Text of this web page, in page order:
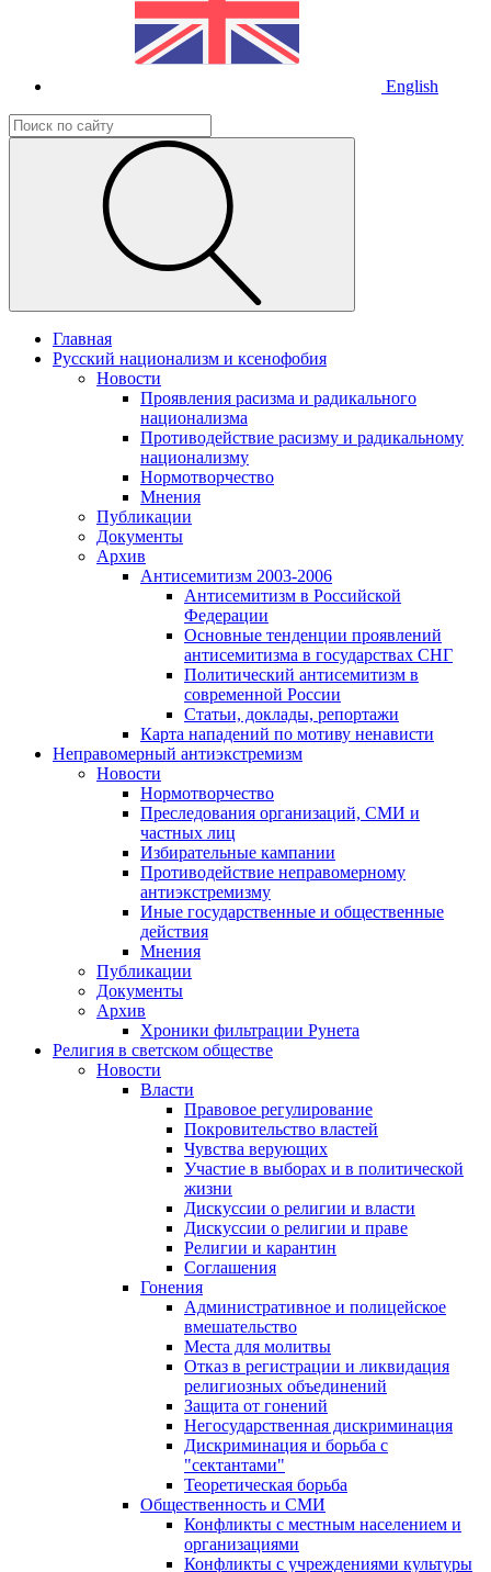
English
Главная
Русский национализм и ксенофобия
Новости
Проявления расизма и радикального
национализма
Противодействие расизму и радикальному
национализму
Нормотворчество
Мнения
Публикации
Документы
Архив
Антисемитизм 2003-2006
Антисемитизм в Российской
Федерации
Основные тенденции проявлений
антисемитизма в государствах СНГ
Политический антисемитизм в
современной России
Статьи, доклады, репортажи
Карта нападений по мотиву ненависти
Неправомерный антиэкстремизм
Новости
Нормотворчество
Преследования организаций, СМИ и
частных лиц
Избирательные кампании
Противодействие неправомерному
антиэкстремизму
Иные государственные и общественные
действия
Мнения
Публикации
Документы
Архив
Хроники фильтрации Рунета
Религия в светском обществе
Новости
Власти
Правовое регулирование
Покровительство властей
Чувства верующих
Участие в выборах и в политической
жизни
Дискуссии о религии и власти
Дискуссии о религии и праве
Религии и карантин
Соглашения
Гонения
Административное и полицейское
вмешательство
Места для молитвы
Отказ в регистрации и ликвидация
религиозных объединений
Защита от гонений
Негосударственная дискриминация
Дискриминация и борьба с
"сектантами"
Теоретическая борьба
Общественность и СМИ
Конфликты с местным населением и
организациями
Конфликты с учреждениями культуры